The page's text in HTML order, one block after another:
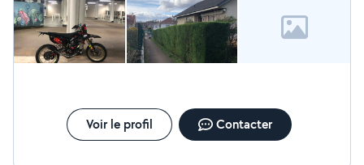
Voir le profil Contacter